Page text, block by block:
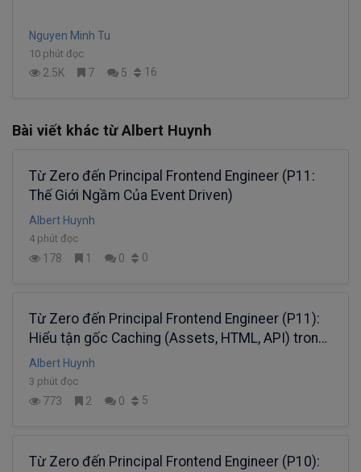
Nguyen Minh Tu
10 phút đọc
2.5K 7 5 16
Bài viết khác từ Albert Huynh
Từ Zero đến Principal Frontend Engineer (P11:
Thế Giới Ngầm Của Event Driven)
Albert Huynh
4 phút đọc
178 1 0 0
Từ Zero đến Principal Frontend Engineer (P11):
Hiểu tận gốc Caching (Assets, HTML, API) trong
ứng dụng web hiện đại
Albert Huynh
3 phút đọc
773 2 0 5
Từ Zero đến Principal Frontend Engineer (P10):